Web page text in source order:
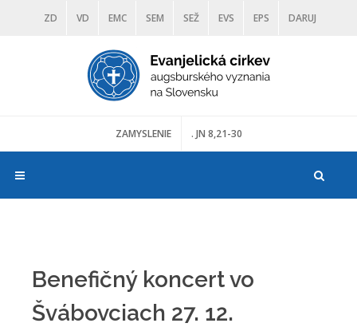
ZD VD EMC SEM SEŽ EVS EPS DARUJ
DIAKONIA ŠKOLY TRANOSCIUS
ZAMYSLENIE . JN 8,21-30
Benefičný koncert vo
Švábovciach 27. 12.